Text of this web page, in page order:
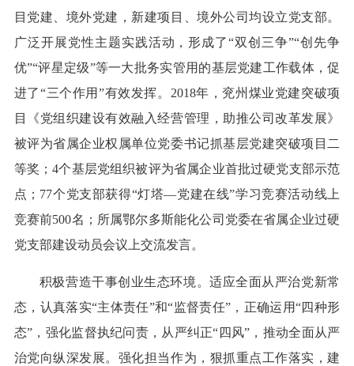
目党建、境外党建，新建项目、境外公司均设立党支部。
广泛开展党性主题实践活动，形成了“双创三争”“创先争
优”“评星定级”等一大批务实管用的基层党建工作载体，促
进了“三个作用”有效发挥。2018年，兖州煤业党建突破项
目《党组织建设有效融入经营管理，助推公司改革发展》
被评为省属企业权属单位党委书记抓基层党建突破项目二
等奖；4个基层党组织被评为省属企业首批过硬党支部示范
点；77个党支部获得“灯塔—党建在线”学习竞赛活动线上
竞赛前500名；所属鄂尔多斯能化公司党委在省属企业过硬
党支部建设动员会议上交流发言。
积极营造干事创业生态环境。适应全面从严治党新常
态，认真落实“主体责任”和“监督责任”，正确运用“四种形
态”，强化监督执纪问责，从严纠正“四风”，推动全面从严
治党向纵深发展。强化担当作为，狠抓重点工作落实，建